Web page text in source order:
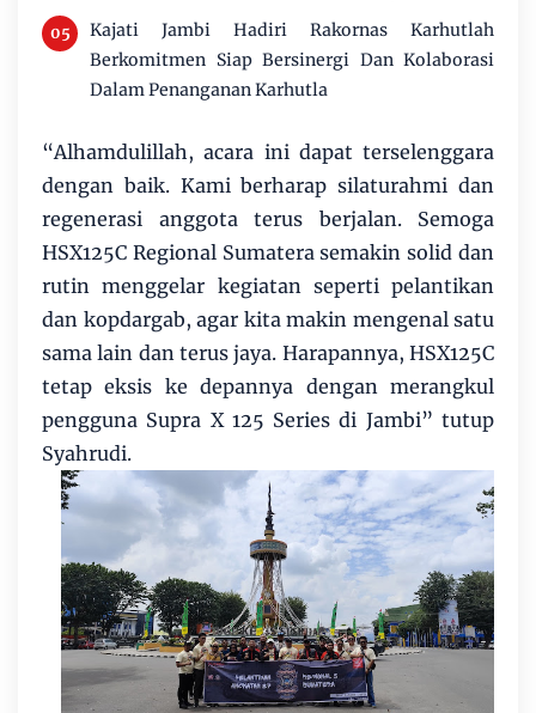
Kajati Jambi Hadiri Rakornas Karhutlah
Berkomitmen Siap Bersinergi Dan Kolaborasi
Dalam Penanganan Karhutla
“Alhamdulillah, acara ini dapat terselenggara
dengan baik. Kami berharap silaturahmi dan
regenerasi anggota terus berjalan. Semoga
HSX125C Regional Sumatera semakin solid dan
rutin menggelar kegiatan seperti pelantikan
dan kopdargab, agar kita makin mengenal satu
sama lain dan terus jaya. Harapannya, HSX125C
tetap eksis ke depannya dengan merangkul
pengguna Supra X 125 Series di Jambi” tutup
Syahrudi.